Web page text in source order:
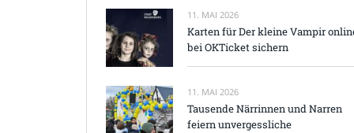
11. MAI 2026
Karten für Der kleine Vampir
bei OKTicket sichern
11. MAI 2026
Tausende Närrinnen und Narren
feiern unvergessliche